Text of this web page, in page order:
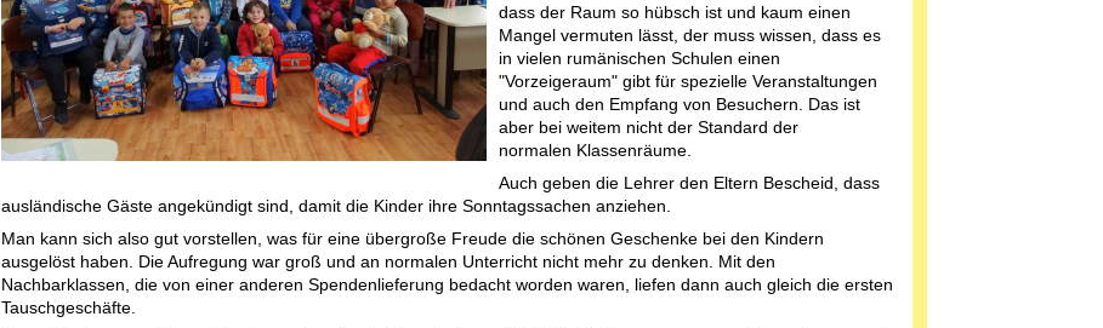
dass der Raum so hübsch ist und kaum einen
Mangel vermuten lässt, der muss wissen, dass es
in vielen rumänischen Schulen einen
"Vorzeigeraum" gibt für spezielle Veranstaltungen
und auch den Empfang von Besuchern. Das ist
aber bei weitem nicht der Standard der
normalen Klassenräume.
Auch geben die Lehrer den Eltern Bescheid, dass
ausländische Gäste angekündigt sind, damit die Kinder ihre Sonntagssachen anziehen.
Man kann sich also gut vorstellen, was für eine übergroße Freude die schönen Geschenke bei den Kindern
ausgelöst haben. Die Aufregung war groß und an normalen Unterricht nicht mehr zu denken. Mit den
Nachbarklassen, die von einer anderen Spendenlieferung bedacht worden waren, liefen dann auch gleich die ersten
Tauschgeschäfte.